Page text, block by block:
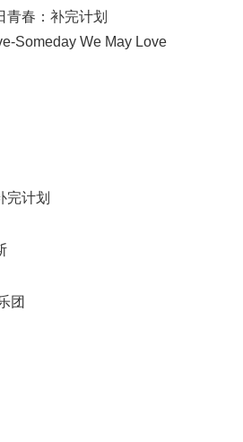
青春：补完计划
Someday We May Love
完计划
团